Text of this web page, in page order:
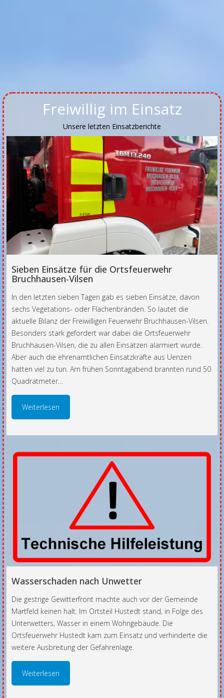
Freiwillig im Einsatz
Unsere letzten Einsatzberichte
Sieben Einsätze für die Ortsfeuerwehr
Bruchhausen-Vilsen
In den letzten sieben Tagen gab es sieben Einsätze, davon
sechs Vegetations- oder Flächenbränden. So lautet die
aktuelle Bilanz der Freiwilligen Feuerwehr Bruchhausen-Vilsen.
Besonders stark gefordert war dabei die Ortsfeuerwehr
Bruchhausen-Vilsen, die zu allen Einsätzen alarmiert wurde.
Aber auch die ehrenamtlichen Einsatzkräfte aus Uenzen
hatten viel zu tun. Am frühen Sonntagabend brannten rund 50
Quadratmeter…
Weiterlesen
Wasserschaden nach Unwetter
Die gestrige Gewitterfront machte auch vor der Gemeinde
Martfeld keinen halt. Im Ortsteil Hustedt stand, in Folge des
Unterwetters, Wasser in einem Wohngebäude. Die
Ortsfeuerwehr Hustedt kam zum Einsatz und verhinderte die
weitere Ausbreitung der Gefahrenlage.
Weiterlesen